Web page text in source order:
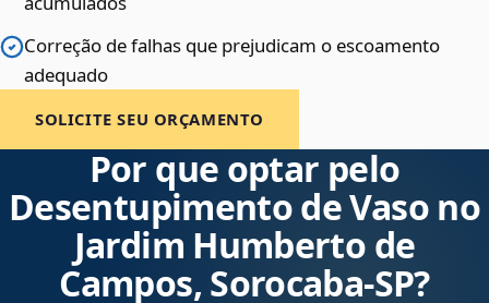
Correção de falhas que prejudicam o escoamento
adequado
SOLICITE SEU ORÇAMENTO
Por que optar pelo
Desentupimento de Vaso no
Jardim Humberto de
Campos, Sorocaba‑SP?